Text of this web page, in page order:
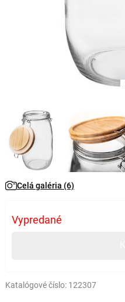
Celá galéria (6)
Vypredané
Katalógové číslo: 122307